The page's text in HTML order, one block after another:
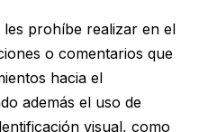
les prohíbe realizar en el
o comentarios que
hacia el
además el uso de
visual, como